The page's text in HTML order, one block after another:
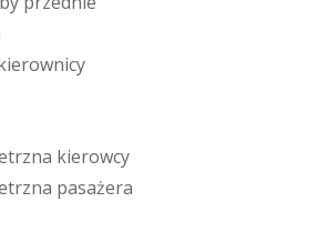
ierownicy
trzna kierowcy
trzna pasażera